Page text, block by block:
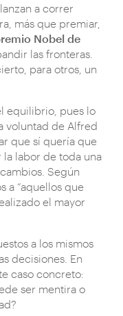
a correr
más que premiar,
Nobel de
las fronteras.
para otros, un
equilibrio, pues lo
voluntad de Alfred
que sí quería que
labor de toda una
Según
a “aquellos que
el mayor
a los mismos
decisiones. En
caso concreto:
ser mentira o